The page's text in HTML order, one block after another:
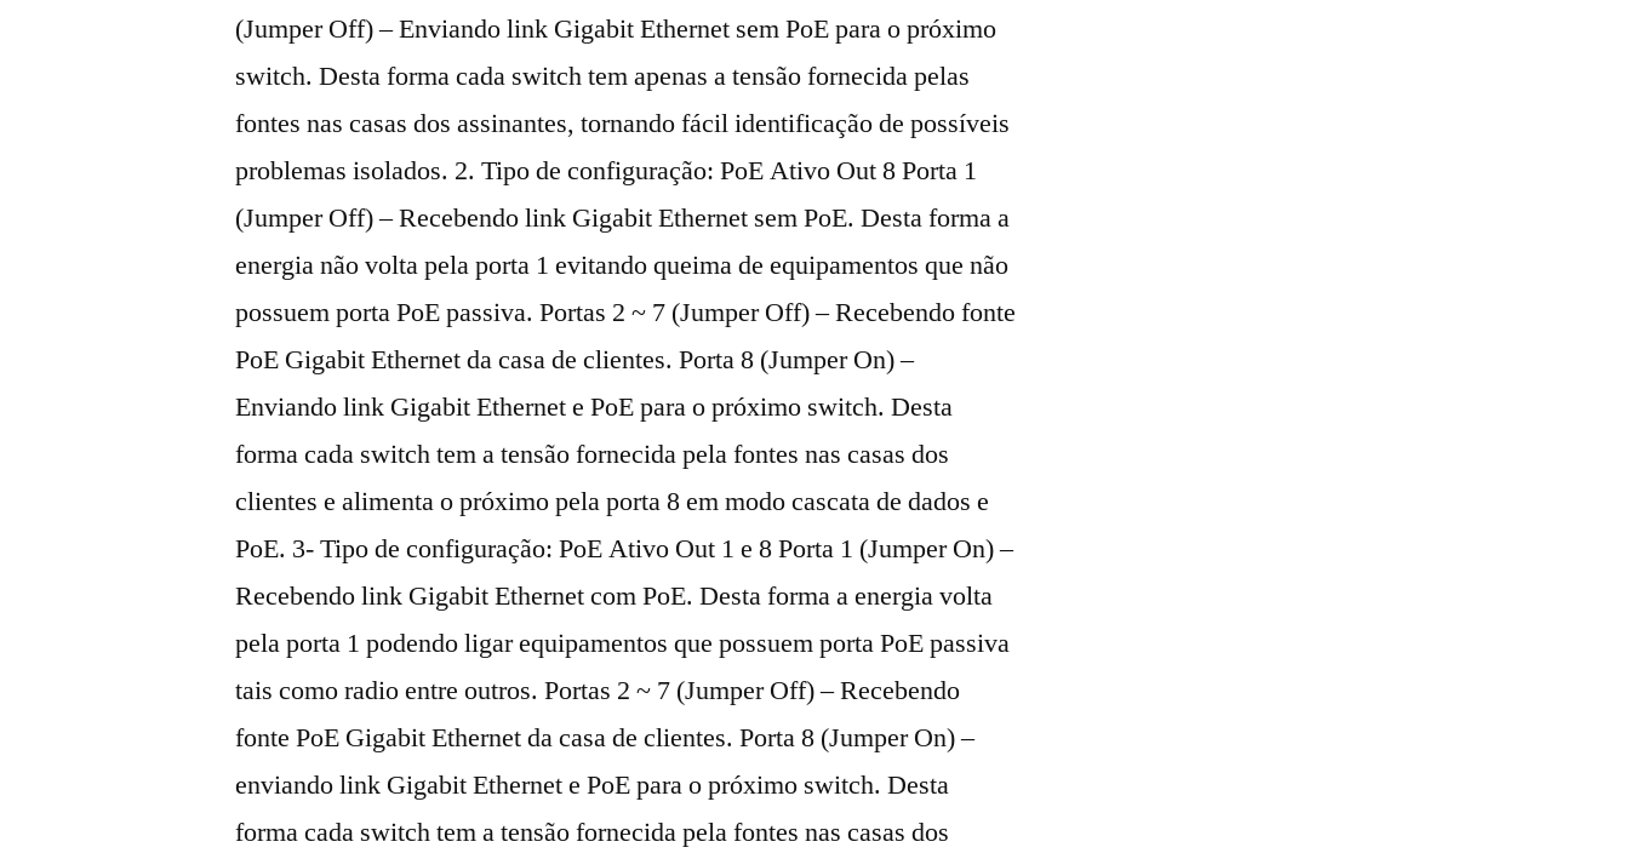
(Jumper Off) – Enviando link Gigabit Ethernet sem PoE para o próximo
switch. Desta forma cada switch tem apenas a tensão fornecida pelas
fontes nas casas dos assinantes, tornando fácil identificação de possíveis
problemas isolados. 2. Tipo de configuração: PoE Ativo Out 8 Porta 1
(Jumper Off) – Recebendo link Gigabit Ethernet sem PoE. Desta forma a
energia não volta pela porta 1 evitando queima de equipamentos que não
possuem porta PoE passiva. Portas 2 ~ 7 (Jumper Off) – Recebendo fonte
PoE Gigabit Ethernet da casa de clientes. Porta 8 (Jumper On) –
Enviando link Gigabit Ethernet e PoE para o próximo switch. Desta
forma cada switch tem a tensão fornecida pela fontes nas casas dos
clientes e alimenta o próximo pela porta 8 em modo cascata de dados e
PoE. 3- Tipo de configuração: PoE Ativo Out 1 e 8 Porta 1 (Jumper On) –
Recebendo link Gigabit Ethernet com PoE. Desta forma a energia volta
pela porta 1 podendo ligar equipamentos que possuem porta PoE passiva
tais como radio entre outros. Portas 2 ~ 7 (Jumper Off) – Recebendo
fonte PoE Gigabit Ethernet da casa de clientes. Porta 8 (Jumper On) –
enviando link Gigabit Ethernet e PoE para o próximo switch. Desta
forma cada switch tem a tensão fornecida pela fontes nas casas dos